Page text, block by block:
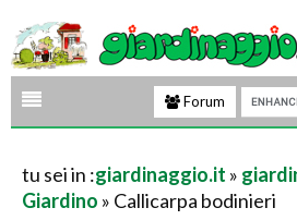
Forum
tu sei in :giardinaggio.it »
Giardino » Callicarpa bodinieri